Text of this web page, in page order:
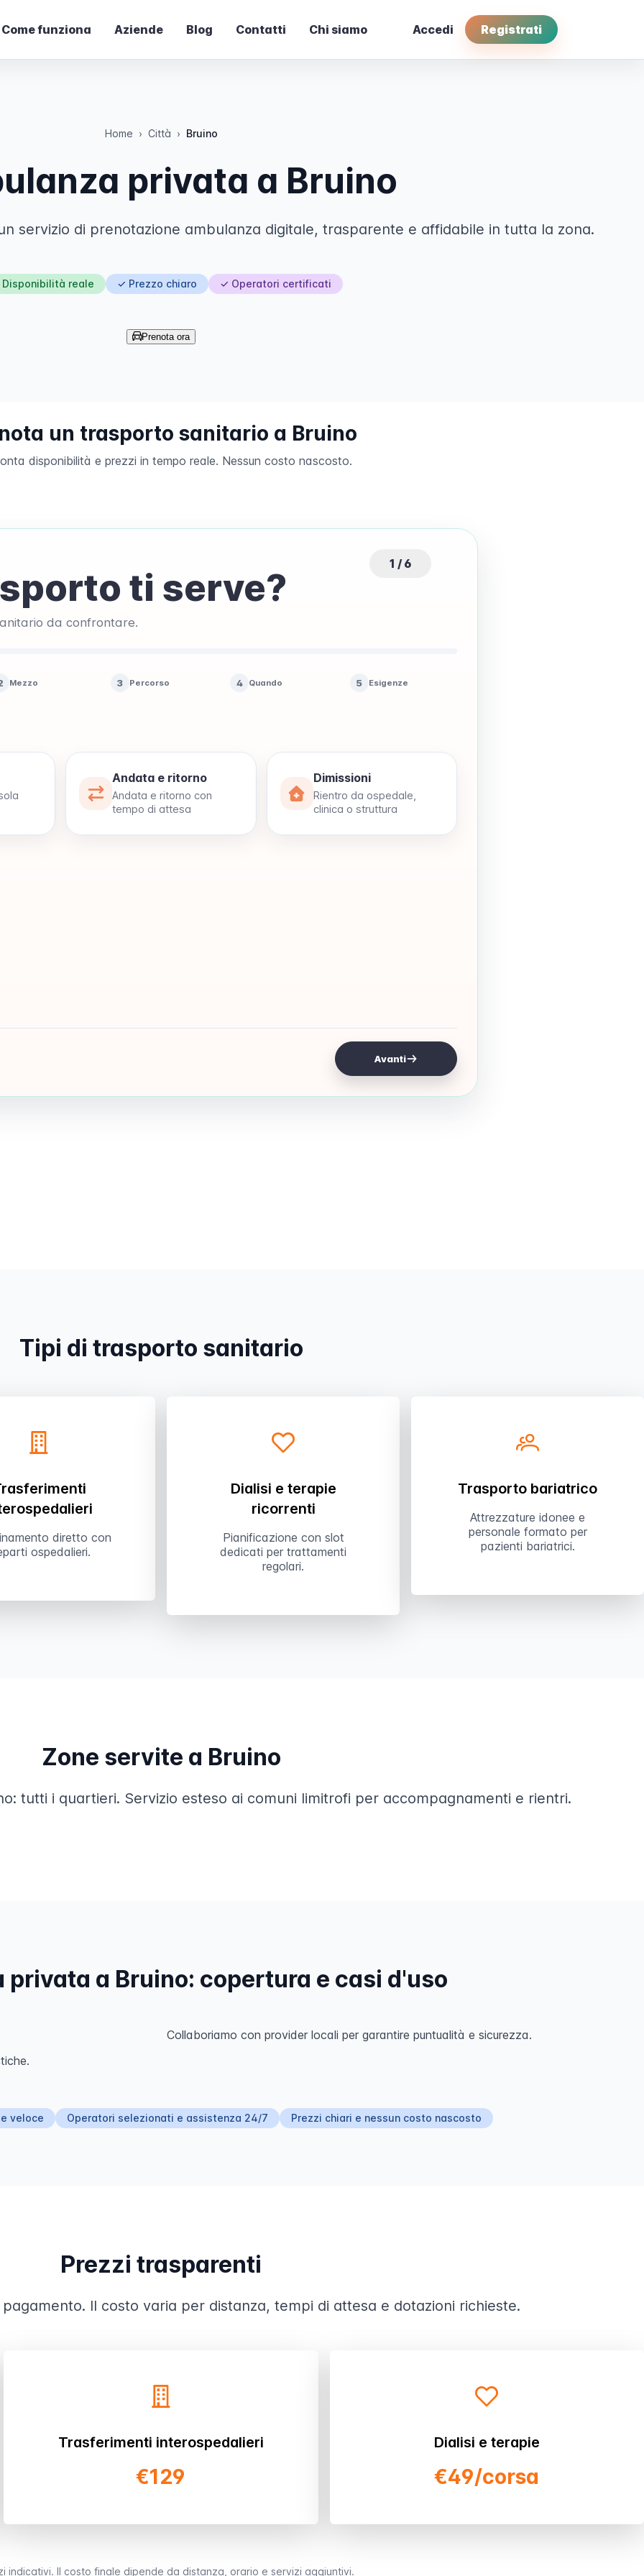
Come funziona Aziende Blog Contatti Chi siamo Accedi Registrati
Home › Città › Bruino
privata a Bruino
servizio di prenotazione ambulanza digitale, trasparente e affidabile in tutta la zona.
reale ✓ Prezzo chiaro ✓ Operatori certificati
Prenota ora
un trasporto sanitario a Bruino
disponibilità e prezzi in tempo reale. Nessun costo nascosto.
ti serve?
da confrontare.
1 / 6
Mezzo 3 Percorso 4 Quando 5 Esigenze
Andata e ritorno
Andata e ritorno con
tempo di attesa
Dimissioni
Rientro da ospedale,
clinica o struttura
Avanti
Tipi di trasporto sanitario
diretto con
ospedalieri.
Dialisi e terapie
ricorrenti
Pianificazione con slot
dedicati per trattamenti
regolari.
Trasporto bariatrico
Attrezzature idonee e
personale formato per
pazienti bariatrici.
Zone servite a Bruino
tutti i quartieri. Servizio esteso ai comuni limitrofi per accompagnamenti e rientri.
privata a Bruino: copertura e casi d'uso
Collaboriamo con provider locali per garantire puntualità e sicurezza.
veloce Operatori selezionati e assistenza 24/7 Prezzi chiari e nessun costo nascosto
Prezzi trasparenti
Il costo varia per distanza, tempi di attesa e dotazioni richieste.
Trasferimenti interospedalieri
€129
Dialisi e terapie
€49/corsa
indicativi. Il costo finale dipende da distanza, orario e servizi aggiuntivi.